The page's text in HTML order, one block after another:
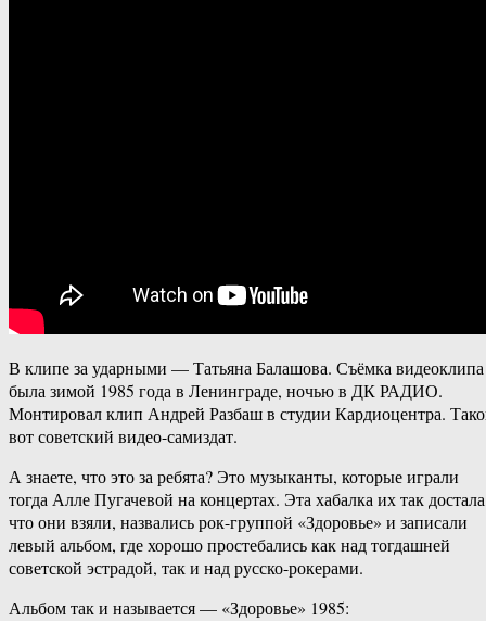
В клипе за ударными — Татьяна Балашова. Съёмка видеоклипа
была зимой 1985 года в Ленинграде, ночью в ДК РАДИО.
Монтировал клип Андрей Разбаш в студии Кардиоцентра.
вот советский видео-самиздат.
А знаете, что это за ребята? Это музыканты, которые играли
тогда Алле Пугачевой на концертах. Эта хабалка их так
что они взяли, назвались рок-группой «Здоровье» и записали
левый альбом, где хорошо простебались как над тогдашней
советской эстрадой, так и над русско-рокерами.
Альбом так и называется — «Здоровье» 1985: